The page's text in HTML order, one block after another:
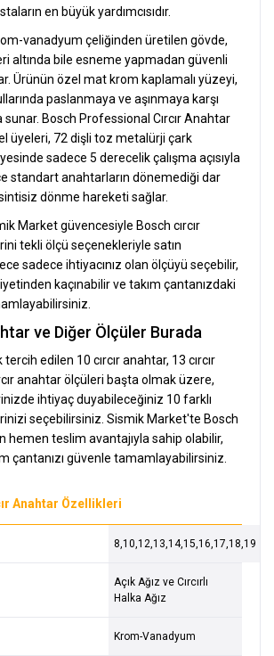
en büyük yardımcısıdır.
vanadyum çeliğinden üretilen gövde,
altında bile esneme yapmadan güvenli
Ürünün özel mat krom kaplamalı yüzeyi,
paslanmaya ve aşınmaya karşı
Bosch Professional Cırcır Anahtar
üyeleri, 72 dişli toz metalürji çark
sadece 5 derecelik çalışma açısıyla
standart anahtarların dönemediği dar
dönme hareketi sağlar.
Market güvencesiyle Bosch cırcır
tekli ölçü seçenekleriyle satın
sadece ihtiyacınız olan ölçüyü seçebilir,
kaçınabilir ve takım çantanızdaki
ve Diğer Ölçüler Burada
tercih edilen 10 cırcır anahtar, 13 cırcır
anahtar ölçüleri başta olmak üzere,
ihtiyaç duyabileceğiniz 10 farklı
seçebilirsiniz. Sismik Market'te Bosch
hemen teslim avantajıyla sahip olabilir,
çantanızı güvenle tamamlayabilirsiniz.
Anahtar Özellikleri
8,10,12,13,14,15,16,17,18,19
Açık Ağız ve Cırcırlı
Halka Ağız
Krom-Vanadyum